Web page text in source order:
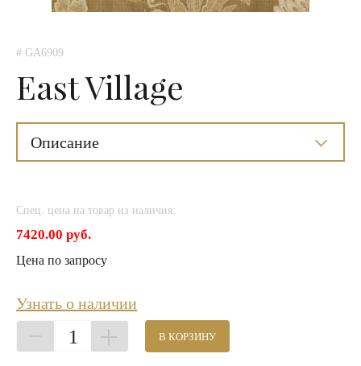
# GA6909
East Village
Описание
Спец. цена на товар из наличия:
7420.00 руб.
Цена по запросу
Узнать о наличии
1 В КОРЗИНУ